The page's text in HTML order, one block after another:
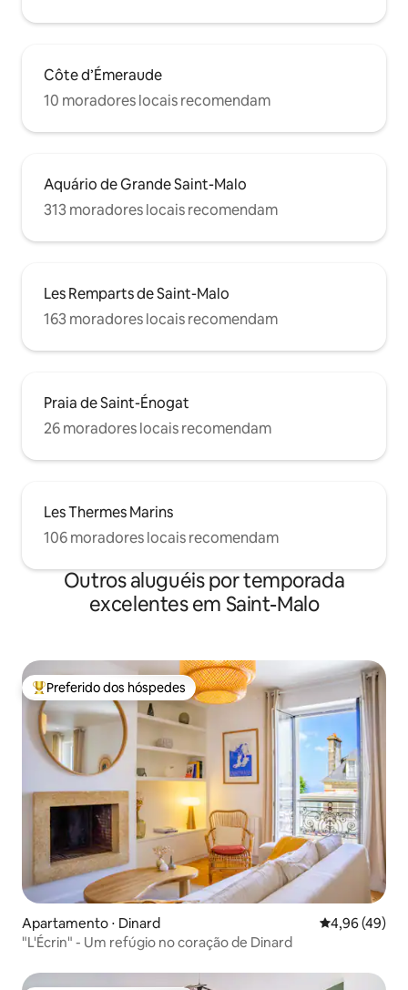
Côte d’Émeraude
10 moradores locais recomendam
Aquário de Grande Saint-Malo
313 moradores locais recomendam
Les Remparts de Saint-Malo
163 moradores locais recomendam
Praia de Saint-Énogat
26 moradores locais recomendam
Les Thermes Marins
106 moradores locais recomendam
Outros aluguéis por temporada
excelentes em Saint-Malo
Entre os melhores preferidos dos hóspedes
Preferido dos hóspedes
Apartamento ⋅ Dinard 4,96 de uma
4,96 (49)
"L'Écrin" - Um refúgio no coração de Dinard